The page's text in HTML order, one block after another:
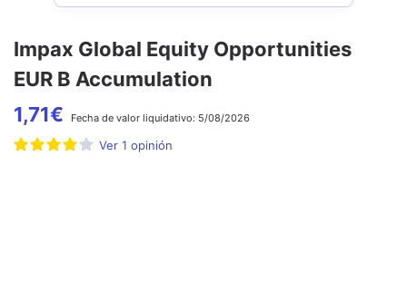
Impax Global Equity Opportunities
EUR B Accumulation
1,71€ Fecha de valor liquidativo: 5/08/2026
Ver 1 opinión